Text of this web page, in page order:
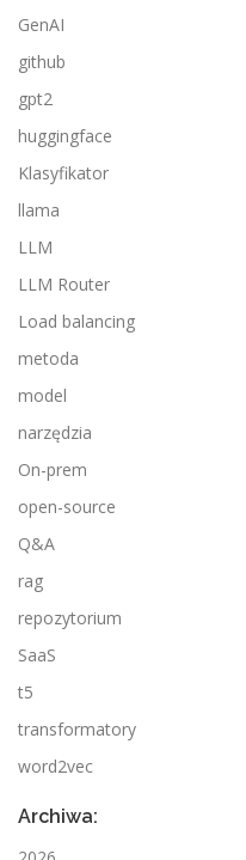
GenAI
github
gpt2
huggingface
Klasyfikator
llama
LLM
LLM Router
Load balancing
metoda
model
narzędzia
On-prem
open-source
Q&A
rag
repozytorium
SaaS
t5
transformatory
word2vec
Archiwa: